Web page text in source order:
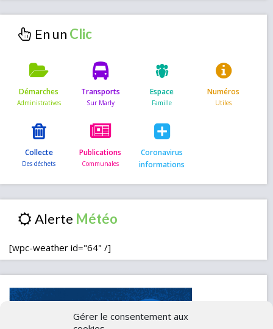
Gérer le consentement aux
En un
Démarches Transports Espace Numéros
Collecte Publications
Coronavirus
informations
Alerte
[wpc-weather id="64" /]